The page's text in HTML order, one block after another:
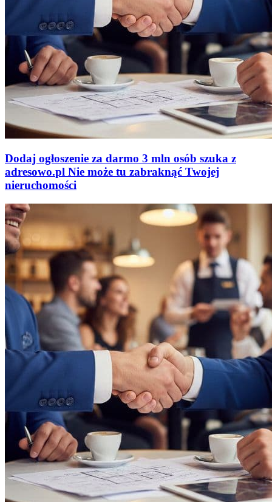
Dodaj ogłoszenie za darmo 3 mln osób szuka z
adresowo.pl Nie może tu zabraknąć Twojej
nieruchomości